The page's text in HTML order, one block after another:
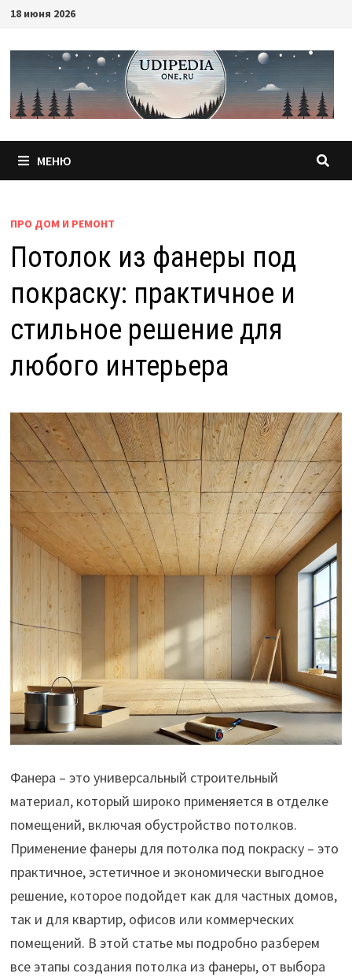
Перейти
содержимому
18 июня 2026
МЕНЮ
ПРО ДОМ И РЕМОНТ
Потолок из фанеры под
покраску: практичное и
стильное решение для
любого интерьера
Фанера – это универсальный строительный
материал, который широко применяется в отделке
помещений, включая обустройство потолков.
Применение фанеры для потолка под покраску – это
практичное, эстетичное и экономически выгодное
решение, которое подойдет как для частных домов,
так и для квартир, офисов или коммерческих
помещений. В этой статье мы подробно разберем
все этапы создания потолка из фанеры, от выбора